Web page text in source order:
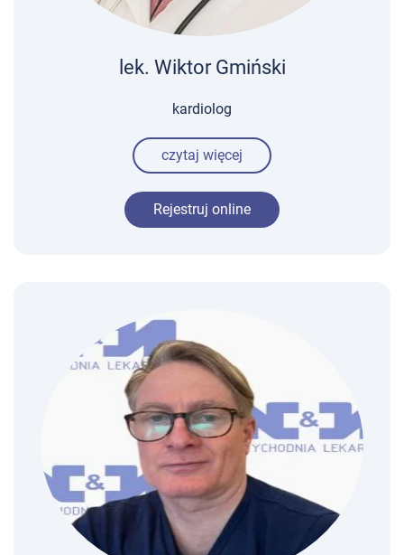
lek. Wiktor Gmiński
kardiolog
czytaj więcej
Rejestruj online